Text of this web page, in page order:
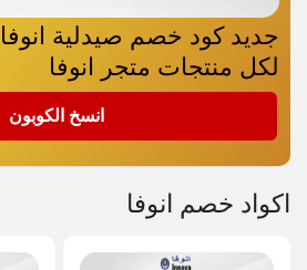
لكل منتجات متجر انوفا
انسخ الكوبون
اكواد خصم انوفا